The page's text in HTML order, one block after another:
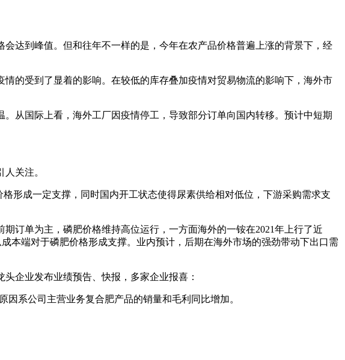
达到峰值。但和往年不一样的是，今年在农产品价格普遍上涨的背景下，经
的受到了显着的影响。在较低的库存叠加疫情对贸易物流的影响下，海外市
从国际上看，海外工厂因疫情停工，导致部分订单向国内转移。预计中短期
关注。
形成一定支撑，同时国内开工状态使得尿素供给相对低位，下游采购需求支
订单为主，磷肥价格维持高位运行，一方面海外的一铵在2021年上行了近
本端对于磷肥价格形成支撑。业内预计，后期在海外市场的强劲带动下出口需
企业发布业绩预告、快报，多家企业报喜：
因系公司主营业务复合肥产品的销量和毛利同比增加。